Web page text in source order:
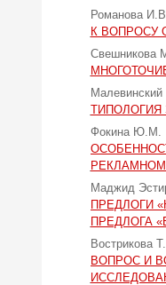
Романова
К ВОПРОСУ
Свешникова
Фокина Ю.М.
Маджид
ПРЕДЛОГИ
ПРЕДЛОГА
Вострикова
ВОПРОС И